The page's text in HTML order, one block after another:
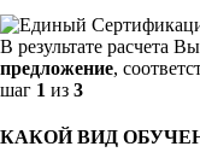
В результате расчета
предложение,
шаг 1 из 3
КАКОЙ ВИД